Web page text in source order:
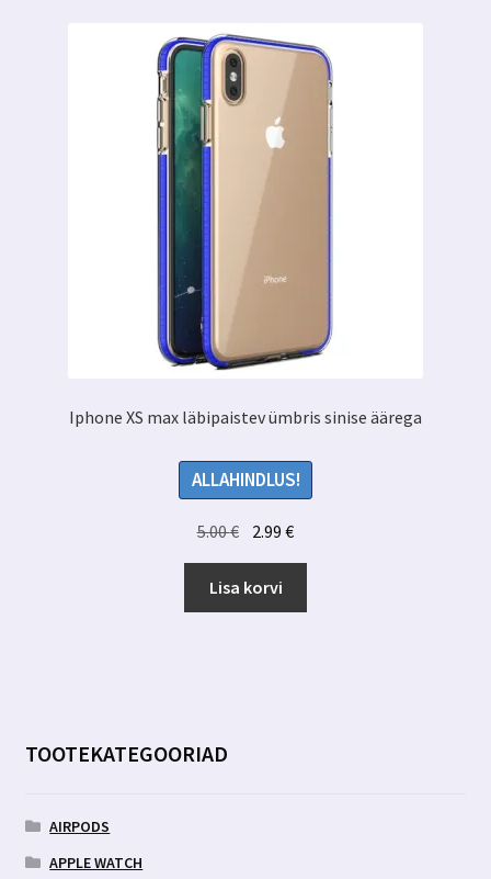
Iphone XS max läbipaistev ümbris sinise äärega
ALLAHINDLUS!
5.00€ Algne
oli:
5.00 €.
2.99€Praegune
2.99 €.
Lisa korvi
TOOTEKATEGOORIAD
AIRPODS
APPLE WATCH